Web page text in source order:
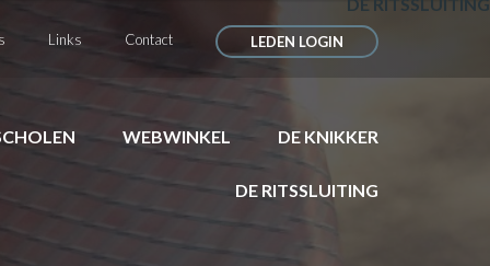
Links Contact LEDEN LOGIN
WEBWINKEL DE KNIKKER
DE RITSSLUITING